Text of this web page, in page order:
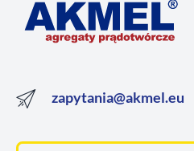
zapytania@akmel.eu